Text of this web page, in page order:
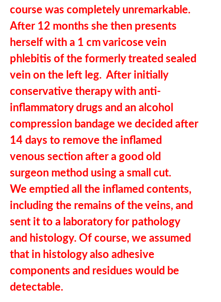
course was completely unremarkable.
After 12 months she then presents
herself with a 1 cm varicose vein
phlebitis of the formerly treated sealed
vein on the left leg. After initially
conservative therapy with anti-
inflammatory drugs and an alcohol
compression bandage we decided after
14 days to remove the inflamed
venous section after a good old
surgeon method using a small cut.
We emptied all the inflamed contents,
including the remains of the veins, and
sent it to a laboratory for pathology
and histology. Of course, we assumed
that in histology also adhesive
components and residues would be
detectable.